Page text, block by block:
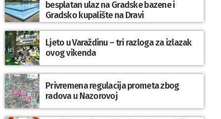
besplatan ulaz na Gradske bazene i
Gradsko kupalište na Dravi
Ljeto u Varaždinu – tri razloga za izlazak
ovog vikenda
Privremena regulacija prometa zbog
radova u Nazorovoj